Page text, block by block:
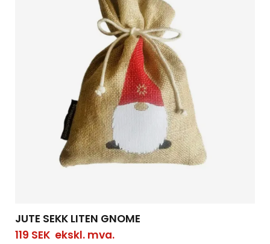
JUTE SEKK LITEN GNOME
119 SEKekskl. mva.